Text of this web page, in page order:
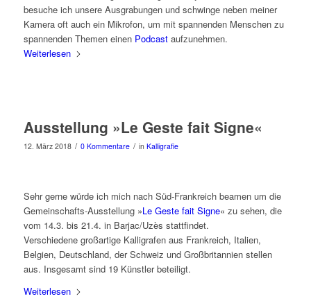
besuche ich unsere Ausgrabungen und schwinge neben meiner
Kamera oft auch ein Mikrofon, um mit spannenden Menschen zu
spannenden Themen einen Podcastaufzunehmen.
Weiterlesen
Ausstellung »Le Geste fait Signe«
12. März 2018 / 0 Kommentare / in Kalligrafie
Sehr gerne würde ich mich nach Süd-Frankreich beamen um die
Gemeinschafts-Ausstellung »Le Geste fait Signe« zu sehen, die
vom 14.3. bis 21.4. in Barjac/Uzès stattfindet.
Verschiedene großartige Kalligrafen aus Frankreich, Italien,
Belgien, Deutschland, der Schweiz und Großbritannien stellen
aus. Insgesamt sind 19 Künstler beteiligt.
Weiterlesen